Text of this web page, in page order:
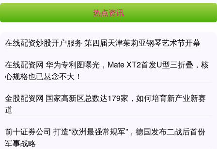
热点资讯
在线配资炒股开户服务 第四届天津茱莉亚钢琴艺术节开幕
在线配资网 华为专利图曝光，Mate XT2首发U型三折叠，核
心规格也已悬念不大！
金股配资网 国家高新区总数达179家，如何培育新产业新赛
道
前十证券公司 打造“欧洲最强常规军”，德国发布二战后首份
军事战略